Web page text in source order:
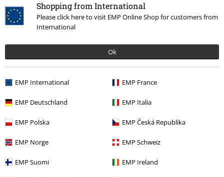
Shopping from International
Please click here to visit EMP Online Shop for customers from
International
Ok
EMP International EMP France
EMP Deutschland EMP Italia
EMP Polska EMP Česká Republika
EMP Norge EMP Schweiz
EMP Suomi EMP Ireland
Střih
Šířka
Příliš krátké
Perfektní Příliš dlouhé
Ověřená recenze
Pomohlo Vám toto hodnocení?